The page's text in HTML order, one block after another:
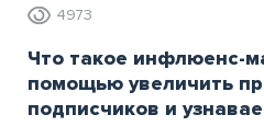
4973
Что такое инфлюенс-
помощью увеличить
подписчиков и